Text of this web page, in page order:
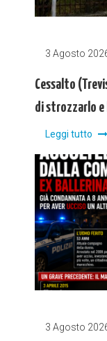
3 Agosto
Cessalto
di strozzarlo e
Leggi tutto
3 Agosto